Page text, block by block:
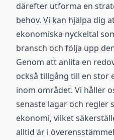
därefter utforma en
behov. Vi kan hjälpa dig
ekonomiska nyckeltal
bransch och följa upp
Genom att anlita en
också tillgång till en stor
inom området. Vi håller
senaste lagar och regler
ekonomi, vilket
alltid är i